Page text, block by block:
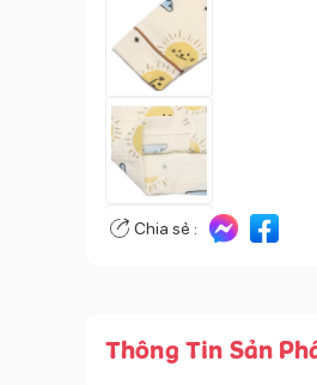
Chia sẻ :
Thông Tin Sản